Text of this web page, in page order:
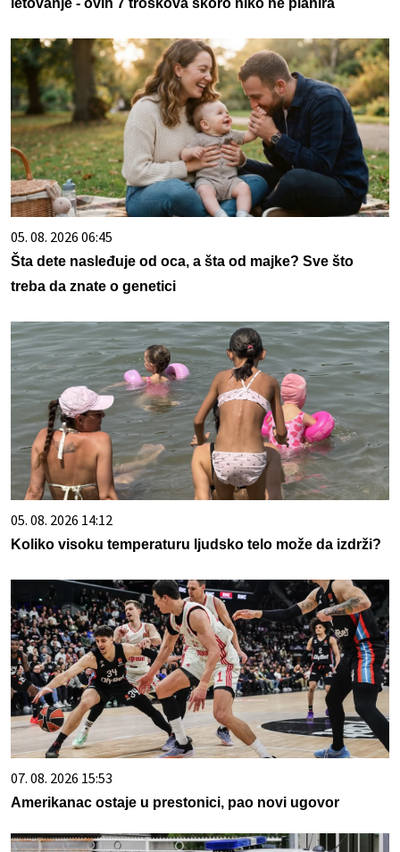
letovanje - ovih 7 troškova skoro niko ne planira
05. 08. 2026 06:45
Šta dete nasleđuje od oca, a šta od majke? Sve što
treba da znate o genetici
05. 08. 2026 14:12
Koliko visoku temperaturu ljudsko telo može da izdrži?
07. 08. 2026 15:53
Amerikanac ostaje u prestonici, pao novi ugovor